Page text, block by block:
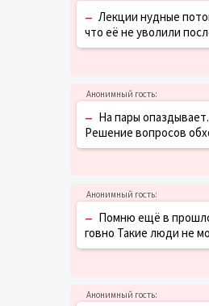
– Лекции нудные
что её не уволили
– На пары
Решение вопросов
– Помню ещё в
говно Такие люди не